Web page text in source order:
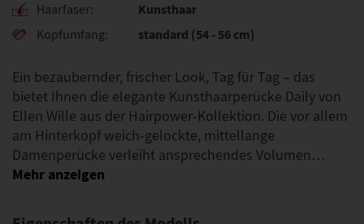
Haarfaser Kunsthaar
Kopfumfang standard (54 - 56 cm)
Ein bezaubernder, frischer Look, Tag für Tag – das
bietet Ihnen die elegante Kunsthaarperücke Daily von
Ellen Wille aus der Hairpower-Kollektion. Die vor allem
am Hinterkopf weich-gelockte, mittellange
Damenperücke verleiht ansprechendes Volumen…